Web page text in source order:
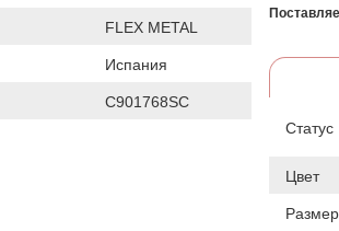
FLEX METAL
Испания
С901768SC
Статус
Цвет
Размер